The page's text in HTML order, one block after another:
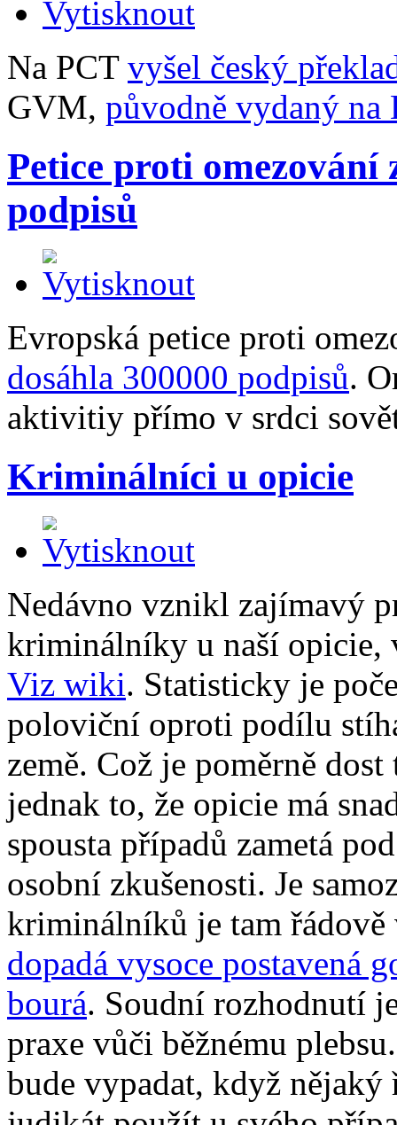
Na PCT vyšel český
GVM, původně vydaný na
Petice proti
podpisů
Evropská petice proti
dosáhla 300000 podpisů.
aktivitiy přímo v srdci
Kriminálníci u opicie
Nedávno vznikl zajímavý
kriminálníky u naší opicie,
Viz wiki. Statisticky je
poloviční oproti podílu
země. Což je poměrně
jednak to, že opicie má
spousta případů zametá
osobní zkušenosti. Je
kriminálníků je tam
dopadá vysoce postavená
bourá. Soudní rozhodnutí
praxe vůči běžnému
bude vypadat, když